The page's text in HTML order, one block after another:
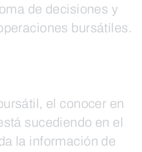
de decisiones y
bursátiles.
el conocer en
sucediendo en el
la información de